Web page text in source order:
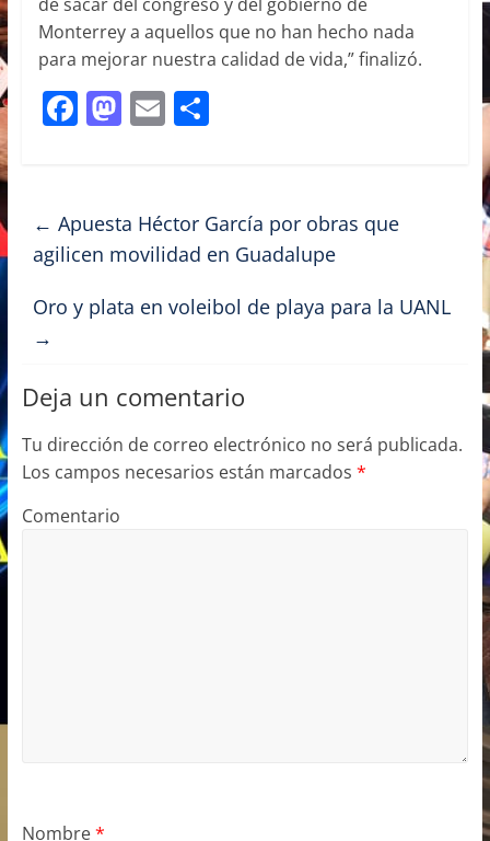
Monterrey a aquellos que no han hecho nada
para mejorar nuestra calidad de vida,” finalizó.
F
e
b
o
M
o
d
n
E
l
C
p
ar
← Apuesta Héctor García por obras que
agilicen movilidad en Guadalupe
Oro y plata en voleibol de playa para la UANL
→
Deja un comentario
Tu dirección de correo electrónico no será publicada.
Los campos necesarios están marcados *
Comentario
Nombre*